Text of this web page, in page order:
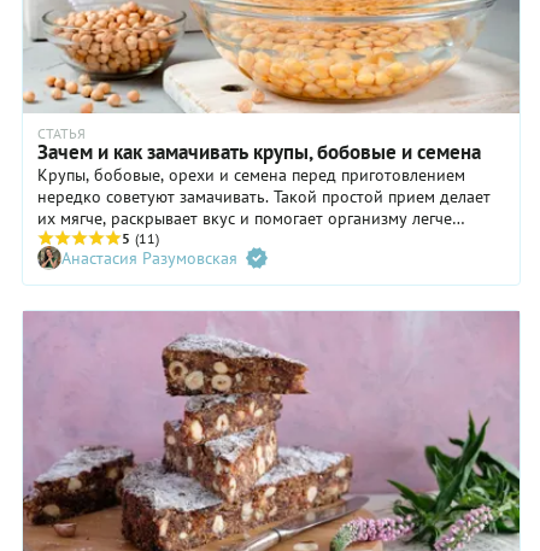
СТАТЬЯ
Зачем и как замачивать крупы, бобовые и семена
Крупы, бобовые, орехи и семена перед приготовлением
нередко советуют замачивать. Такой простой прием делает
их мягче, раскрывает вкус и помогает организму легче
усваивать питательные вещества. В этом материале
расскажем, когда замачивание действительно необходимо,
сколько времени оно занимает, а также поделимся
рецептами блюд, которые становятся только вкуснее и
полезнее благодаря этой нехитрой подготовке.
5 (11)
Анастасия Разумовская